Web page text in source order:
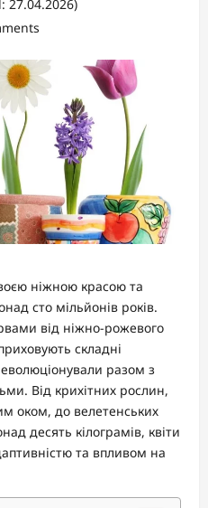
27.04.2026)
ніжною красою та
сто мільйонів років.
від ніжно-рожевого
складні
разом з
Від крихітних рослин,
оком, до велетенських
десять кілограмів, квіти
та впливом на